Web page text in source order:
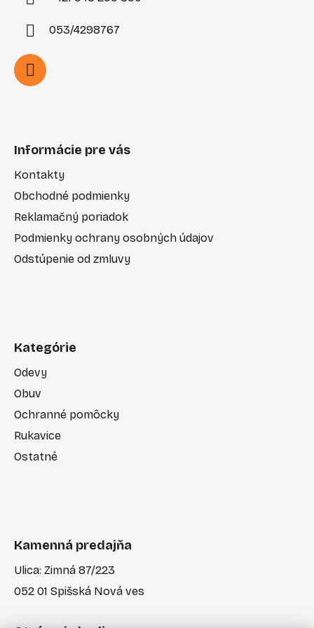
053/4298767
Informácie pre vás
Kontakty
Obchodné podmienky
Reklamačný poriadok
Podmienky ochrany osobných údajov
Odstúpenie od zmluvy
Kategórie
Odevy
Obuv
Ochranné pomôcky
Rukavice
Ostatné
Kamenná predajňa
Ulica: Zimná 87/223
052 01 Spišská Nová ves